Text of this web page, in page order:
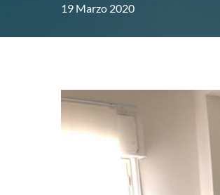
19 Marzo 2020